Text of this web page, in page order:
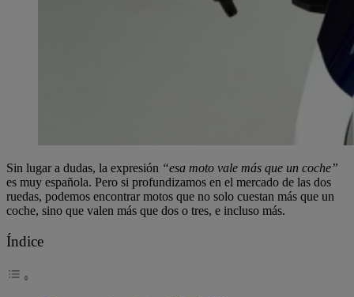
Sin lugar a dudas, la expresión “esa moto vale más que un coche”
es muy española. Pero si profundizamos en el mercado de las dos
ruedas, podemos encontrar motos que no solo cuestan más que un
coche, sino que valen más que dos o tres, e incluso más.
Índice